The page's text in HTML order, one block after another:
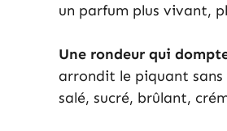
un parfum plus vivant,
Une rondeur qui
arrondit le piquant sans
salé, sucré, brûlant,